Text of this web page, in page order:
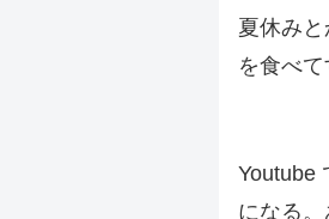
夏休み
を食べ
Youtube
になる